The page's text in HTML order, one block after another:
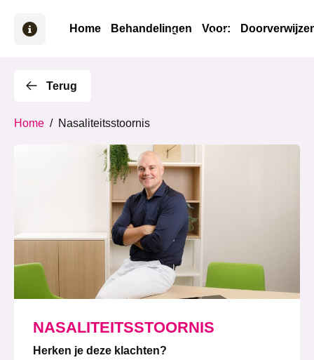
Home Behandelingen Voor:
Terug
Home / Nasaliteitsstoornis
NASALITEITSSTOORNIS
Herken je deze klachten?